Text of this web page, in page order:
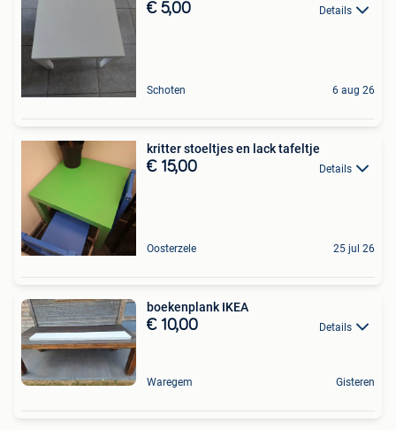
€ 5,00 Details
Schoten 6 aug 26
kritter stoeltjes en lack tafeltje
€ 15,00 Details
Oosterzele 25 jul 26
boekenplank IKEA
€ 10,00 Details
Waregem Gisteren